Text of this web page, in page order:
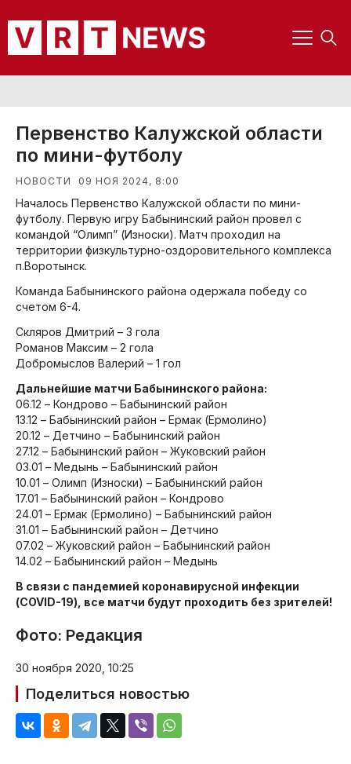
Первенство Калужской области
по мини-футболу
НОВОСТИ 09 НОЯ 2024, 8:00
Началось Первенство Калужской области по мини-
футболу. Первую игру Бабынинский район провел с
командой “Олимп” (Износки). Матч проходил на
территории физкультурно-оздоровительного комплекса
п.Воротынск.
Команда Бабынинского района одержала победу со
счетом 6-4.
Скляров Дмитрий – 3 гола
Романов Максим – 2 гола
Добромыслов Валерий – 1 гол
Дальнейшие матчи Бабынинского района:
06.12 – Кондрово – Бабынинский район
13.12 – Бабынинский район – Ермак (Ермолино)
20.12 – Детчино – Бабынинский район
27.12 – Бабынинский район – Жуковский район
03.01 – Медынь – Бабынинский район
10.01 – Олимп (Износки) – Бабынинский район
17.01 – Бабынинский район – Кондрово
24.01 – Ермак (Ермолино) – Бабынинский район
31.01 – Бабынинский район – Детчино
07.02 – Жуковский район – Бабынинский район
14.02 – Бабынинский район – Медынь
В связи с пандемией коронавирусной инфекции
(COVID-19), все матчи будут проходить без зрителей!
Фото: Редакция
30 ноября 2020, 10:25
Поделиться новостью